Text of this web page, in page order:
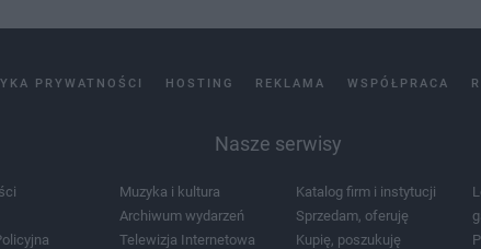
PRYWATNOŚCI HOSTING REKLAMA WSPÓŁPRACA
Nasze serwisy
Muzyka i kultura
Archiwum wydarzeń
Telewizja Internetowa
Katalog firm i instytucji
Sprzedam, oferuję
Kupię, poszukuję